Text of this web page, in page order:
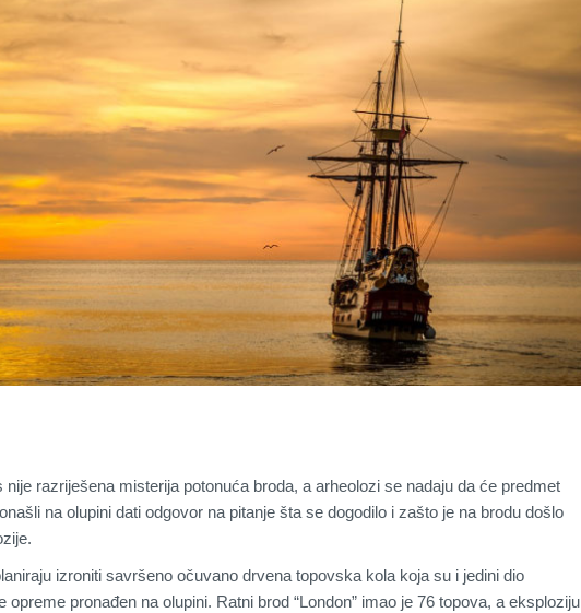
nije razriješena misterija potonuća broda, a arheolozi se nadaju da će predmet
na olupini dati odgovor na pitanje šta se dogodilo i zašto je na brodu došlo
izroniti savršeno očuvano drvena topovska kola koja su i jedini dio
opreme pronađen na olupini. Ratni brod “London” imao je 76 topova, a eksploziju